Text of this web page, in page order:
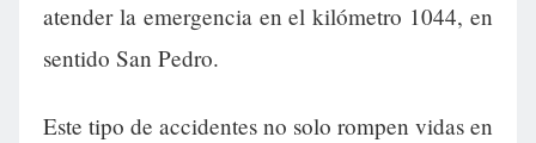
atender la emergencia en el kilómetro 1044, en
sentido San Pedro.
Este tipo de accidentes no solo rompen vidas en